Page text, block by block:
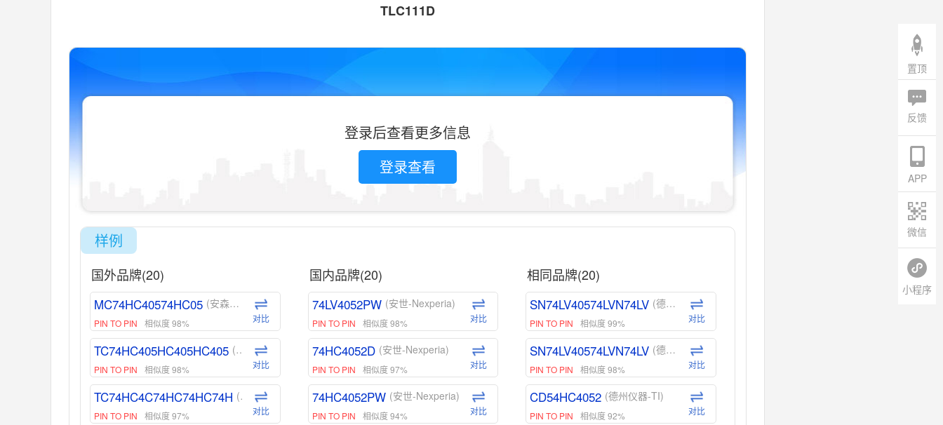
TLC111D
登录后查看更多信息
登录查看
样例
国外品牌(20)
MC74HC40574HC05 (安森美-ON)
PIN TO PIN 相似度 98% 对比
TC74HC405HC405HC405 (东芝-Toshiba)
PIN TO PIN 相似度 98% 对比
TC74HC4C74HC74HC74H (东芝-Toshiba)
PIN TO PIN 相似度 97% 对比
国内品牌(20)
74LV4052PW (安世-Nexperia)
PIN TO PIN 相似度 98% 对比
74HC4052D (安世-Nexperia)
PIN TO PIN 相似度 97% 对比
74HC4052PW (安世-Nexperia)
PIN TO PIN 相似度 94% 对比
相同品牌(20)
SN74LV40574LVN74LV (德州仪器-TI)
PIN TO PIN 相似度 99% 对比
SN74LV40574LVN74LV (德州仪器-TI)
PIN TO PIN 相似度 98% 对比
CD54HC4052 (德州仪器-TI)
PIN TO PIN 相似度 92% 对比
置顶
反馈
APP
微信
小程序